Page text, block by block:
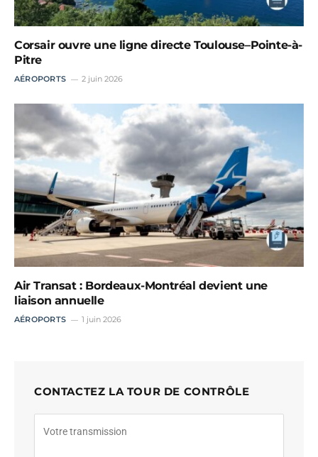
Corsair ouvre une ligne directe Toulouse–Pointe-à-
Pitre
AÉROPORTS 2 juin 2026
Air Transat : Bordeaux-Montréal devient une
liaison annuelle
AÉROPORTS 1 juin 2026
CONTACTEZ LA TOUR DE CONTRÔLE